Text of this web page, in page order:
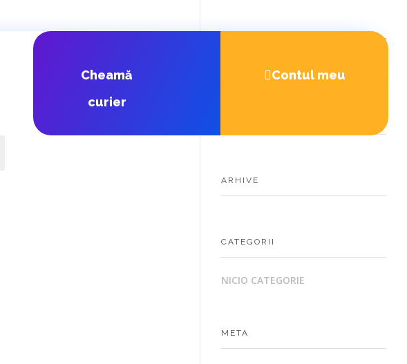
Cheamă
curier
Contul meu
ARHIVE
CATEGORII
NICIO CATEGORIE
META